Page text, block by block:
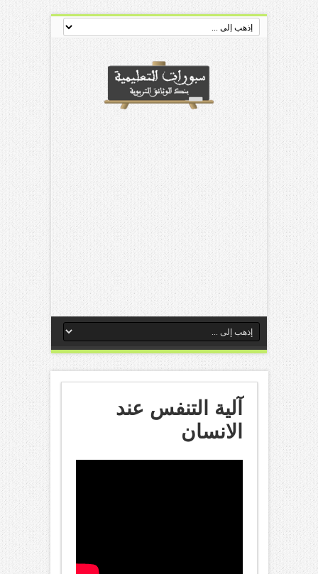
آلية التنفس عند
الانسان